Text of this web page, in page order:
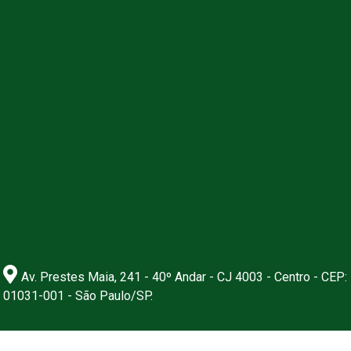
Av. Prestes Maia, 241 - 40º Andar - CJ 4003 - Centro - CEP:
01031-001 - São Paulo/SP.